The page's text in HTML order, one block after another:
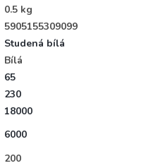
0.5 kg
5905155309099
Studená bílá
Bílá
65
230
18000
6000
200